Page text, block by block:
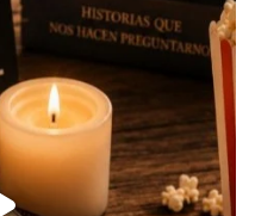
news/2026-
papa-viaje-